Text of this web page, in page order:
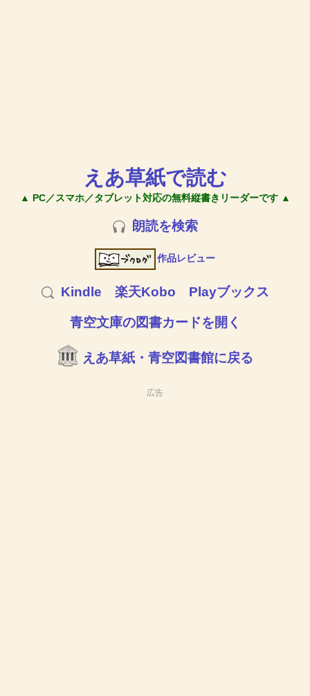
えあ草紙で読む
▲ PC／スマホ／タブレット対応の無料縦書きリーダーです ▲
朗読を検索
作品レビュー
Kindle 楽天Kobo Playブックス
青空文庫の図書カードを開く
えあ草紙・青空図書館に戻る
広告